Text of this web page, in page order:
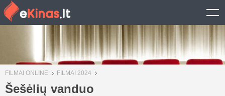
FILMAI ONLINE FILMAI 2024
Šešėlių vanduo